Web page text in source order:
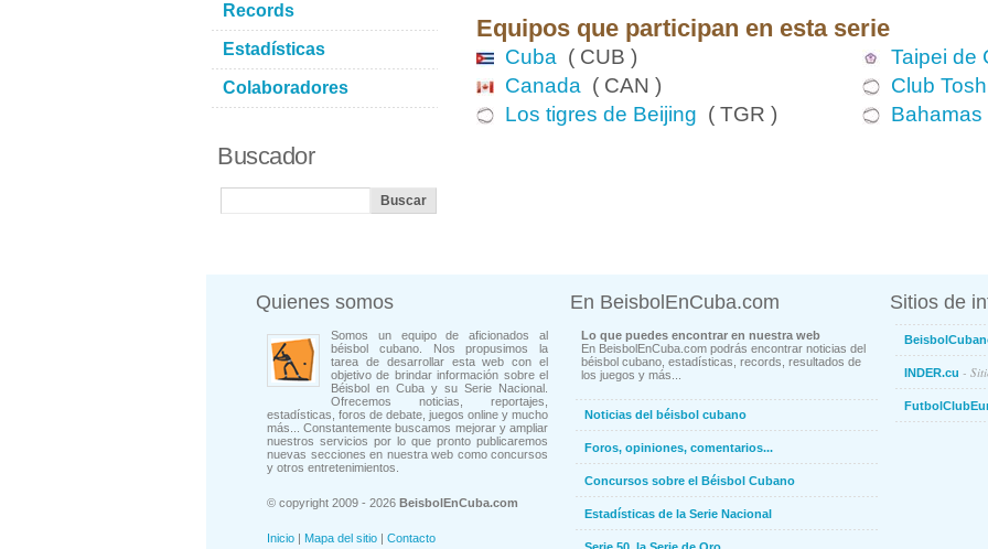
Equipos que participan en esta serie
Cuba ( CUB )
Taipei de
Canada ( CAN )
Club
Los tigres de Beijing ( TGR ) Bahamas
Records
Estadísticas
Colaboradores
Buscador
Quienes somos
Somos un equipo de aficionados al
béisbol cubano. Nos propusimos la
tarea de desarrollar esta web con el
objetivo de brindar información sobre el
Béisbol en Cuba y su Serie Nacional.
Ofrecemos noticias, reportajes,
estadísticas, foros de debate, juegos online y mucho
más... Constantemente buscamos mejorar y ampliar
nuestros servicios por lo que pronto publicaremos
nuevas secciones en nuestra web como concursos
y otros entretenimientos.
© copyright 2009 - 2026 BeisbolEnCuba.com
Inicio | Mapa del sitio | Contacto
En BeisbolEnCuba.com
Lo que puedes encontrar en nuestra web
En BeisbolEnCuba.com podrás encontrar noticias del
béisbol cubano, estadísticas, records, resultados de
los juegos y más...
Noticias del béisbol cubano
Foros, opiniones, comentarios...
Concursos sobre el Béisbol Cubano
Estadísticas de la Serie Nacional
Sitios de
INDER.cu -